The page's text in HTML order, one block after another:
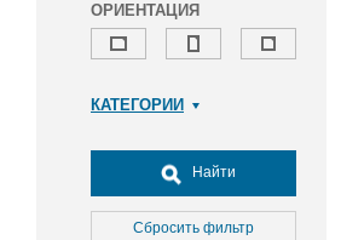
ОРИЕНТАЦИЯ
КАТЕГОРИИ
Досуг, туризм и отдых
Культура
Медицина
Найти
Сбросить фильтр